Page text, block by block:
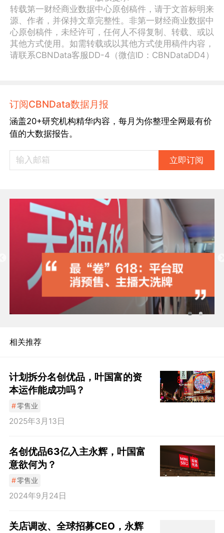
转载第一财经商业数据中心原创稿件，请于文首标明来
源、作者，并保持文章完整性。非第一财经商业数据中
心原创稿件，未经许可，任何人不得复制、转载、或以
其他方式使用。如需转载或以其他方式使用稿件内容，
请联系CBNData客服DD-4（微信ID：CBNDataDD4）
订阅CBNData数据月报
涵盖20+研究机构精华内容，每月为你整理全网最有价
值的大数据报告。
立即订阅
相关推荐
计划拆分名创优品，叶国富的资
本运作能成功吗？
#零售业
2025年3月13日
名创优品63亿入主永辉，叶国富
意欲何为？
#零售业
2024年9月24日
关店调改、全球招募CEO，​永辉